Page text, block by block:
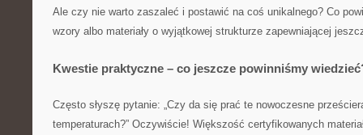
Ale czy nie warto zaszaleć i postawić na coś unikalnego? Co
wzory albo materiały o wyjątkowej strukturze zapewniającej
Kwestie praktyczne – co jeszcze powinniśmy
Często słyszę pytanie: „Czy da się prać te nowoczesne
temperaturach?” Oczywiście! Większość certyfikowanych